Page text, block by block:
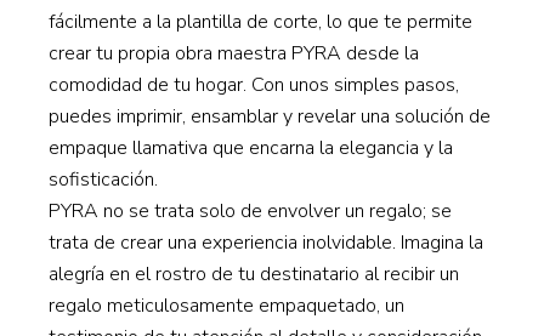
fácilmente a la plantilla de corte, lo que te permite
crear tu propia obra maestra PYRA desde la
comodidad de tu hogar. Con unos simples pasos,
puedes imprimir, ensamblar y revelar una solución de
empaque llamativa que encarna la elegancia y la
sofisticación.
PYRA no se trata solo de envolver un regalo; se
trata de crear una experiencia inolvidable. Imagina la
alegría en el rostro de tu destinatario al recibir un
regalo meticulosamente empaquetado, un